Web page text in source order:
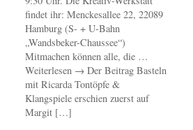
findet ihr: Menckesallee 22, 22089
Hamburg (S- + U-Bahn
„Wandsbeker-Chaussee“)
Mitmachen können alle, die …
Weiterlesen → Der Beitrag Basteln
mit Ricarda Tontöpfe &
Klangspiele erschien zuerst auf
Margit […]